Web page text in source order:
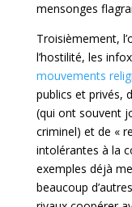
mensonges
Troisièmement,
l’hostilité, les
mouvements
publics et privés,
(qui ont souvent
criminel) et de «
intolérantes à la
exemples déjà
beaucoup